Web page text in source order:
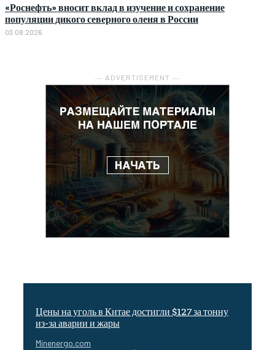
«Роснефть» вносит вклад в изучение и сохранение
популяции дикого северного оленя в России
03.08.2026
― ADVERTISEMENT ―
Цены на уголь в Китае достигли $127 за тонну
из-за аварии и жары
Minenergo.com